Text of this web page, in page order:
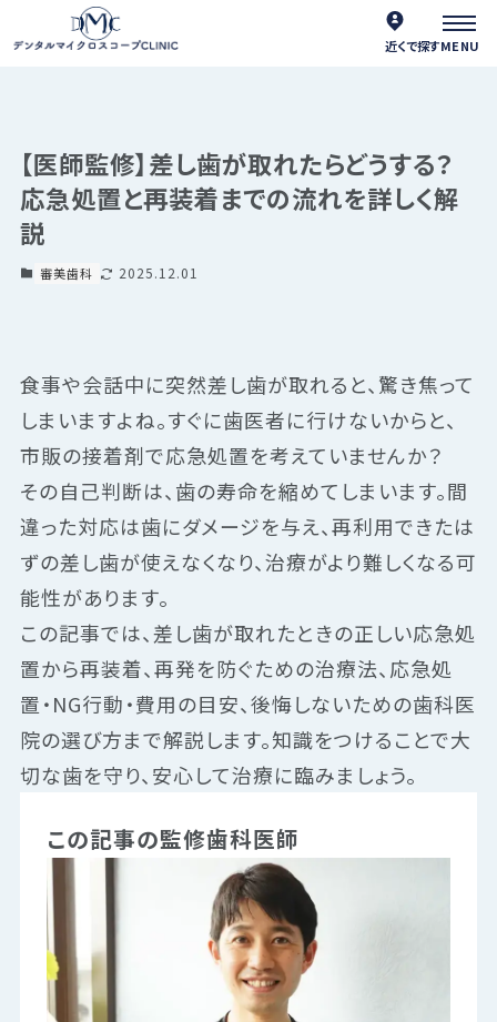
近くで探す
【医師監修】差し歯が取れたらどうする？
応急処置と再装着までの流れを詳しく解
説
審美歯科 2025.12.01
食事や会話中に突然差し歯が取れると、驚き焦って
しまいますよね。すぐに歯医者に行けないからと、
市販の接着剤で応急処置を考えていませんか？
その自己判断は、歯の寿命を縮めてしまいます。間
違った対応は歯にダメージを与え、再利用できたは
ずの差し歯が使えなくなり、治療がより難しくなる可
能性があります。
この記事では、差し歯が取れたときの正しい応急処
置から再装着、再発を防ぐための治療法、応急処
置・NG行動・費用の目安、後悔しないための歯科医
院の選び方まで解説します。知識をつけることで大
切な歯を守り、安心して治療に臨みましょう。
この記事の監修歯科医師